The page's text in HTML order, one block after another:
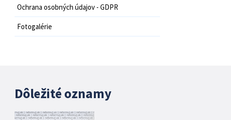
Ochrana osobných údajov - GDPR
Fotogalérie
Dôležité oznamy